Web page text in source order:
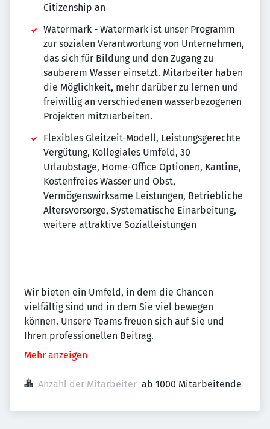
Citizenship an
Watermark - Watermark ist unser Programm
zur sozialen Verantwortung von Unternehmen,
das sich für Bildung und den Zugang zu
sauberem Wasser einsetzt. Mitarbeiter haben
die Möglichkeit, mehr darüber zu lernen und
freiwillig an verschiedenen wasserbezogenen
Projekten mitzuarbeiten.
Flexibles Gleitzeit-Modell, Leistungsgerechte
Vergütung, Kollegiales Umfeld, 30
Urlaubstage, Home-Office Optionen, Kantine,
Kostenfreies Wasser und Obst,
Vermögenswirksame Leistungen, Betriebliche
Altersvorsorge, Systematische Einarbeitung,
weitere attraktive Sozialleistungen
Wir bieten ein Umfeld, in dem die Chancen
vielfältig sind und in dem Sie viel bewegen
können. Unsere Teams freuen sich auf Sie und
Ihren professionellen Beitrag.
Mehr anzeigen
Anzahl der Mitarbeiter ab 1000 Mitarbeitende